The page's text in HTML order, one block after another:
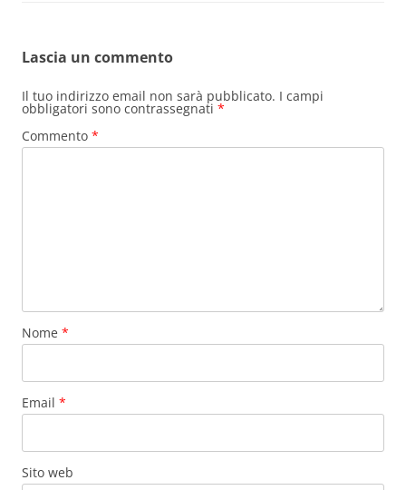
Lascia un commento
Il tuo indirizzo email non sarà pubblicato. I campi
obbligatori sono contrassegnati *
Commento *
Nome *
Email *
Sito web